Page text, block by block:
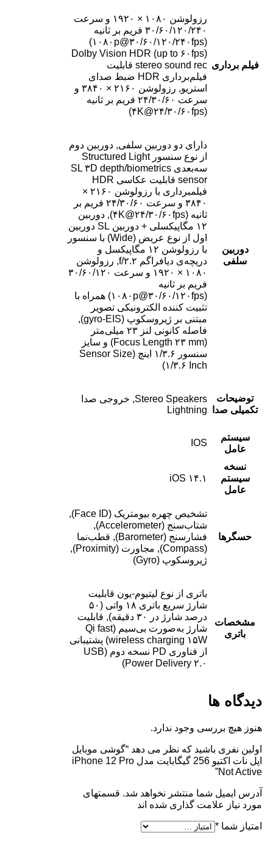
فیلم برداری
رزولوشن ۱۰۸۰ × ۱۹۲۰ و سرعت
۳۰/۶۰/۱۲۰/۲۴۰ فریم بر ثانیه
(۱۰۸۰p@۳۰/۶۰/۱۲۰/۲۴۰fps)
Dolby Vision HDR (up to ۶۰fps)
stereo sound rec قابلیت
فیلم‌برداری HDR ضبط صدای
استریو, رزولوشن ۲۱۶۰ × ۳۸۴۰ و
سرعت ۲۴/۳۰/۶۰ فریم بر ثانیه
(۴K@۲۴/۳۰/۶۰fps)
دوربین
سلفی
دارای دو دوربین سلفی, دوربین دوم
از نوع سنسور Structured Light
سه‌بعدی SL ۳D depth/biometrics
sensor قابلیت عکاسی HDR
فیلمبرداری با رزولوشن ۲۱۶۰ ×
۳۸۴۰ و سرعت ۲۴/۳۰/۶۰ فریم بر
ثانیه (۴K@۲۴/۳۰/۶۰fps), دوربین
۱۲ مگاپیکسلی + دوربین SL دوربین
اول از نوع عریض (Wide) با سنسور
با رزولوشن ۱۲ مگاپیکسل و
دریچه‌ی دیافراگم f/۲.۲, رزولوشن
۱۰۸۰ × ۱۹۲۰ و سرعت ۳۰/۶۰/۱۲۰
فریم بر ثانیه
(۱۰۸۰p@۳۰/۶۰/۱۲۰fps) همراه با
تثبیت کننده الکترونیکی تصویر
مبتنی بر ژیروسکوپ (gyro-EIS),
فاصله کانونی لنز ۲۳ میلی‌متر
(Focus Length ۲۳ mm) و سایز
سنسور ۱/۳.۶ اینچ (Sensor Size
۱/۳.۶ Inch)
توضیحات
تکمیلی صدا
Stereo Speakers, خروجی صدا
Lightning
سیستم
عامل
IOS
نسخه
سیستم
عامل
iOS ۱۴.۱
حسگرها
تشخیص چهره بیومتریک (Face ID),
شتاب‌سنج (Accelerometer),
فشارسنج (Barometer), قطب‌نما
(Compass), مجاورت (Proximity),
ژیروسکوپ (Gyro)
مشخصات
باتری
باتری از نوع لیتیوم-یون قابلیت
شارژ سریع باتری ۱۸ واتی (۵۰
درصد شارژ در ۳۰ دقیقه), قابلیت
شارژ به‌صورت بی‌سیم (Qi fast
wireless charging ۱۵W) پشتیبانی
از فناوری PD نسخه دوم (USB
Power Delivery ۲.۰)
دیدگاه ها
هنوز هیچ بررسی وجود ندارد.
اولین نفری باشید که نظر می دهد “گوشی موبایل
اپل نات اکتیو 256 گیگابایت مدل iPhone 12 Pro
Not Active”
آدرس ایمیل شما منتشر نخواهد شد. قسمتهای
مورد نیاز علامت گذاری شده اند
امتیاز شما *